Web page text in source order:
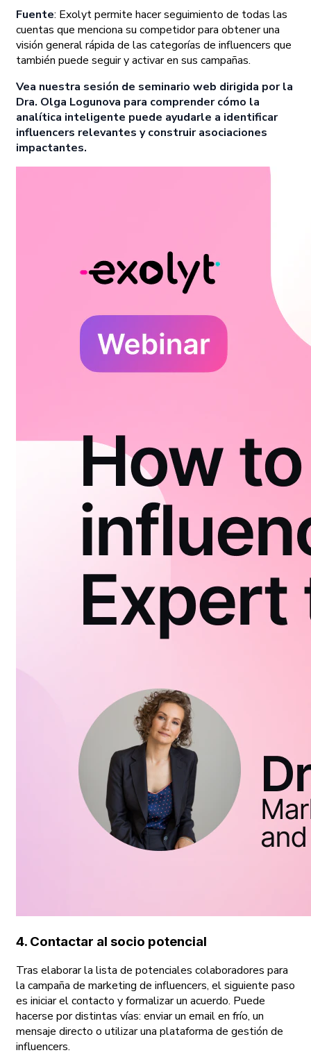
Fuente: Exolyt permite hacer seguimiento de todas las
cuentas que menciona su competidor para obtener una
visión general rápida de las categorías de influencers que
también puede seguir y activar en sus campañas.
Vea nuestra sesión de seminario web dirigida por la
Dra. Olga Logunova para comprender cómo la
analítica inteligente puede ayudarle a identificar
influencers relevantes y construir asociaciones
impactantes.
4. Contactar al socio potencial
Tras elaborar la lista de potenciales colaboradores para
la campaña de marketing de influencers, el siguiente paso
es iniciar el contacto y formalizar un acuerdo. Puede
hacerse por distintas vías: enviar un email en frío, un
mensaje directo o utilizar una plataforma de gestión de
influencers.